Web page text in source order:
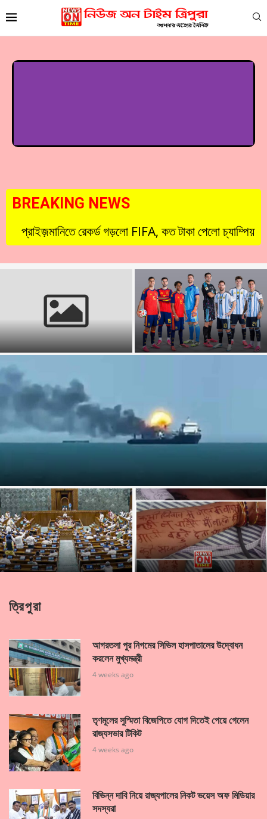
BREAKING NEWS
প্রাইজ়মানিতে রেকর্ড গড়লো FIFA, কত টাকা পেলো চ্যাম্পিয়ন
TASLIMA NASRIN: “এই জীবনে আর দেশে
প্রাইজ়মানিতে রেকর্ড গড়লো FIFA, কত টাকা পেলো
চ্যাম্পিয়ন এবং রানার্স দল?
৩০ দিন হেফাজতে থাকলেই মন্ত্রিত্ব থেকে অপসারণ:
কেন্দ্রের বিলে যৌথ কমিটির না
হাতে মেহেন্দি দিয়ে শেষ চিঠি লিখে দুনিয়া ছাড়ল এক গৃহবধূ
ত্রিপুরা
আগরতলা পুর নিগমের সিভিল হাসপাতালের উদ্বোধন
করলেন মুখ্যমন্ত্রী
4 weeks ago
তৃণমূলের সুস্মিতা বিজেপিতে যোগ দিতেই পেয়ে গেলেন
রাজ্যসভার টিকিট
4 weeks ago
বিভিন্ন দাবি নিয়ে রাজ্যপালের নিকট ভয়েস অফ মিডিয়ার
সদস্যরা